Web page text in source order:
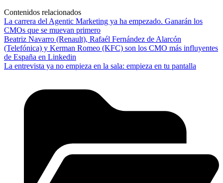
Contenidos relacionados
La carrera del Agentic Marketing ya ha empezado. Ganarán los
CMOs que se muevan primero
Beatriz Navarro (Renault), Rafaél Fernández de Alarcón
(Telefónica) y Kerman Romeo (KFC) son los CMO más influyentes
de España en Linkedin
La entrevista ya no empieza en la sala: empieza en tu pantalla